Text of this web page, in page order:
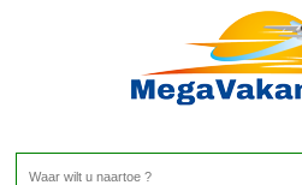
Home>